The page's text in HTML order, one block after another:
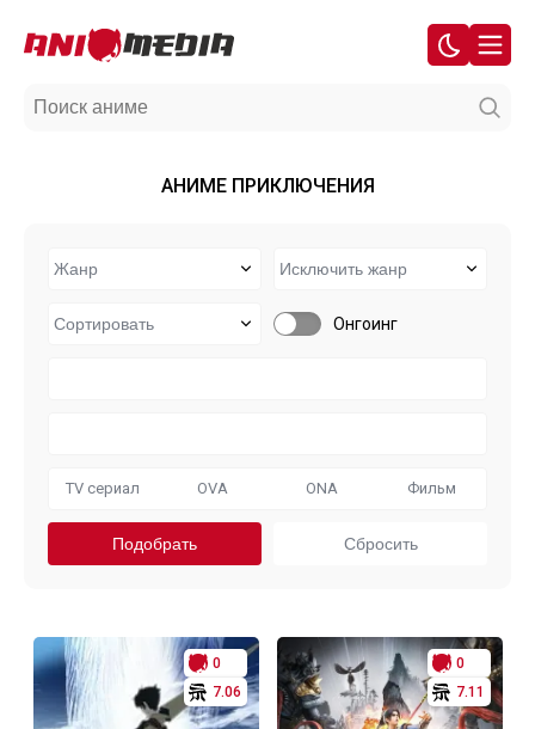
АНИМЕ ПРИКЛЮЧЕНИЯ
Онгоинг
TV сериал OVA ONA Фильм
0
7.06
0
7.11